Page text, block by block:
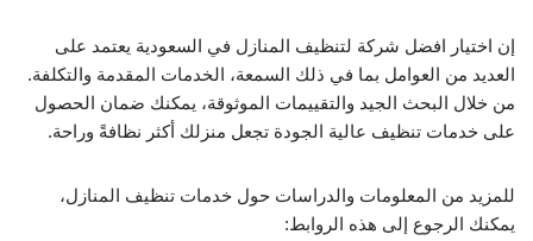
إن اختيار افضل شركة لتنظيف المنازل في السعودية يعتمد على
العديد من العوامل بما في ذلك السمعة، الخدمات المقدمة والتكلفة.
من خلال البحث الجيد والتقييمات الموثوقة، يمكنك ضمان الحصول
على خدمات تنظيف عالية الجودة تجعل منزلك أكثر نظافةً وراحة.
للمزيد من المعلومات والدراسات حول خدمات تنظيف المنازل،
يمكنك الرجوع إلى هذه الروابط: